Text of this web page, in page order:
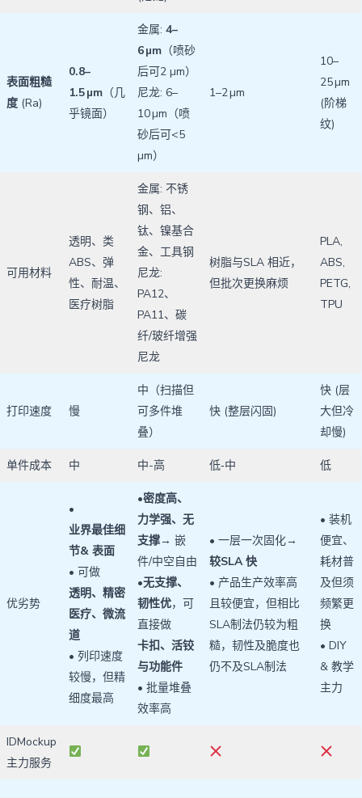
表面粗糙
度 (Ra)
0.8–
1.5 µm （几
乎镜面）
金属: 4–
6 µm （喷砂
后可2 µm）
尼龙: 6–
10 µm（喷
砂后可<5
µm）
1–2 µm
10–
25 µm
(阶梯
纹)
可用材料
透明、类
ABS、弹
性、耐温、
医疗树脂
金属: 不锈
钢、铝、
钛、镍基合
金、工具钢
尼龙:
PA12、
PA11、碳
纤/玻纤增强
尼龙
树脂与SLA 相近，
但批次更换麻烦
PLA,
ABS,
PETG,
TPU
打印速度 慢
中（扫描但
可多件堆
叠）
快 (整层闪固)
快 (层
大但冷
却慢)
单件成本 中 中-高 低‑中 低
优劣势
•
业界最佳细
节& 表面
• 可做
透明、精密
医疗、微流
道
• 列印速度
较慢，但精
细度最高
•密度高、
力学强、无
支撑→ 嵌
件/中空自由
•无支撑、
韧性优，可
直接做
卡扣、活铰
与功能件
• 批量堆叠
效率高
• 一层一次固化→
较SLA 快
• 产品生产效率高
且较便宜，但相比
SLA制法仍较为粗
糙，韧性及脆度也
仍不及SLA制法
• 装机
便宜、
耗材普
及但须
频繁更
换
• DIY
& 教学
主力
IDMockup
主力服务